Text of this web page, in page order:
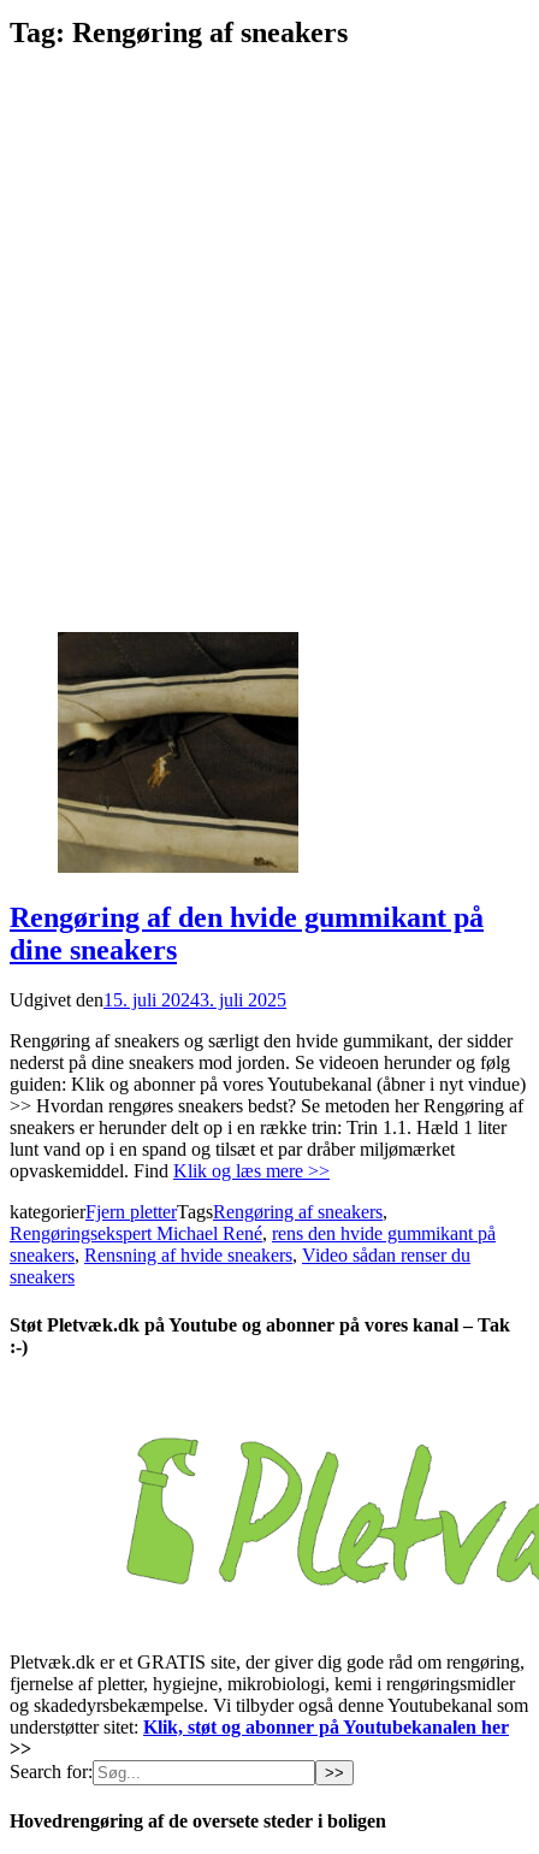
Tag: Rengøring af sneakers
Rengøring af den hvide gummikant på
dine sneakers
Udgivet den15. juli 20243. juli 2025
Rengøring af sneakers og særligt den hvide gummikant, der sidder
nederst på dine sneakers mod jorden. Se videoen herunder og følg
guiden: Klik og abonner på vores Youtubekanal (åbner i nyt vindue)
>> Hvordan rengøres sneakers bedst? Se metoden her Rengøring af
sneakers er herunder delt op i en række trin: Trin 1.1. Hæld 1 liter
lunt vand op i en spand og tilsæt et par dråber miljømærket
opvaskemiddel. Find Klik og læs mere >>
kategorierFjern pletterTagsRengøring af sneakers,
Rengøringsekspert Michael René, rens den hvide gummikant på
sneakers, Rensning af hvide sneakers, Video sådan renser du
sneakers
Støt Pletvæk.dk på Youtube og abonner på vores kanal – Tak
:-)
Pletvæk.dk er et GRATIS site, der giver dig gode råd om rengøring,
fjernelse af pletter, hygiejne, mikrobiologi, kemi i rengøringsmidler
og skadedyrsbekæmpelse. Vi tilbyder også denne Youtubekanal som
understøtter sitet: Klik, støt og abonner på Youtubekanalen her
>>
Search for:
Hovedrengøring af de oversete steder i boligen